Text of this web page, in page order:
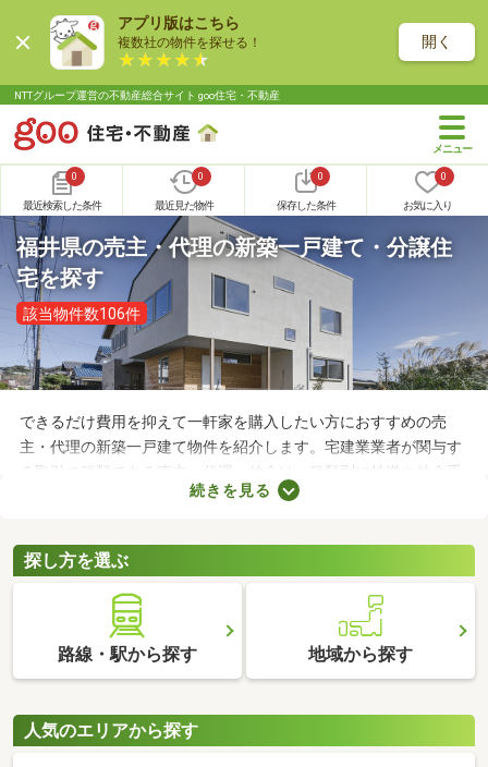
アプリ版はこちら
複数社の物件を探せる！ 開く
NTTグループ運営の不動産総合サイト goo住宅・不動産
0
最近検索した条件
0
最近見た物件
0
保存した条件
0
お気に入り
福井県の売主・代理の新築一戸建て・分譲住
宅を探す
該当物件数106件
できるだけ費用を抑えて一軒家を購入したい方におすすめの売
主・代理の新築一戸建て物件を紹介します。宅建業業者が関与す
る取引の種類である売主・代理・仲介は、種類別に特徴や仲介手
数料の有無が異なります。売主と代理で取引する際は仲介手数料
新築一戸建てを手に入れたい方は、ぜひチェックしてみてくださ
いね。
続きを見る
探し方を選ぶ
路線・駅から探す 地域から探す
人気のエリアから探す